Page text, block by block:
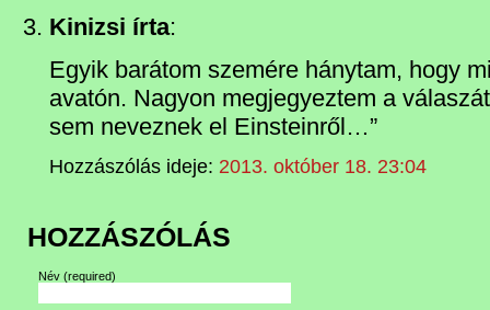
Kinizsi írta:
Egyik barátom szemére hánytam, hogy
avatón. Nagyon megjegyeztem a
sem neveznek el Einsteinről…”
Hozzászólás ideje: 2013. október 18. 23:04
HOZZÁSZÓLÁS
Név (required)